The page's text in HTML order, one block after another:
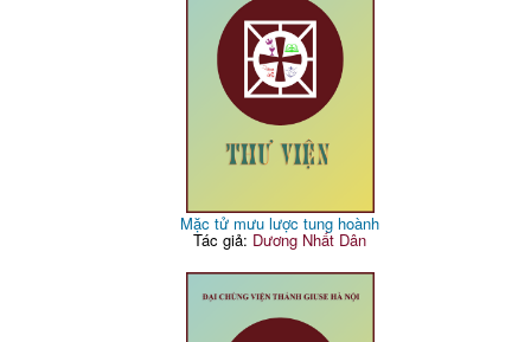
Mặc tử mưu lược tung hoành
Tác giả: Dương Nhất Dân